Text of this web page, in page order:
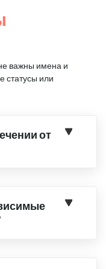
важны имена и
статусы или
от